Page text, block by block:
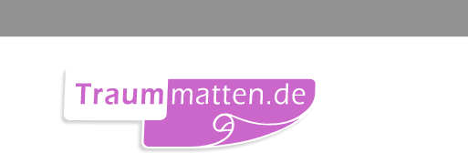
zum